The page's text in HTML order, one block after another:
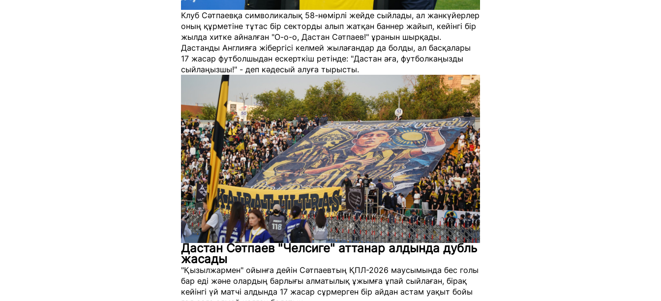
Клуб Сәтпаевқа символикалық 58-нөмірлі жейде сыйлады, ал жанкүйерлер
оның құрметіне тұтас бір секторды алып жатқан баннер жайып, кейінгі бір
жылда хитке айналған "О-о-о, Дастан Сәтпаев!" ұранын шырқады.
Дастанды Англияға жібергісі келмей жылағандар да болды, ал басқалары
17 жасар футболшыдан ескерткіш ретінде: "Дастан аға, футболкаңызды
сыйлаңызшы!" - деп кәдесый алуға тырысты.
Дастан Сәтпаев "Челсиге" аттанар алдында дубль
жасады
"Қызылжармен" ойынға дейін Сәтпаевтың ҚПЛ-2026 маусымында бес голы
бар еді және олардың барлығы алматылық ұжымға ұпай сыйлаған, бірақ
кейінгі үй матчі алдында 17 жасар сұрмерген бір айдан астам уақыт бойы